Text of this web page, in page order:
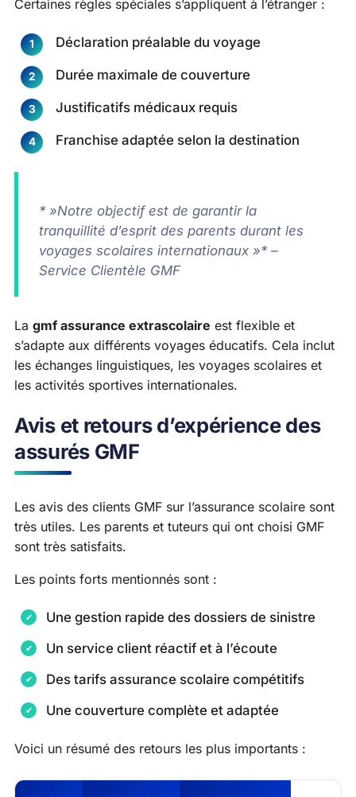
Certaines règles spéciales s’appliquent à l’étranger :
Déclaration préalable du voyage
Durée maximale de couverture
Justificatifs médicaux requis
Franchise adaptée selon la destination
* »Notre objectif est de garantir la
tranquillité d’esprit des parents durant les
voyages scolaires internationaux »* –
Service Clientèle GMF
La gmf assurance extrascolaire est flexible et
s’adapte aux différents voyages éducatifs. Cela inclut
les échanges linguistiques, les voyages scolaires et
les activités sportives internationales.
Avis et retours d’expérience des
assurés GMF
Les avis des clients GMF sur l’assurance scolaire sont
très utiles. Les parents et tuteurs qui ont choisi GMF
sont très satisfaits.
Les points forts mentionnés sont :
Une gestion rapide des dossiers de sinistre
Un service client réactif et à l’écoute
Des tarifs assurance scolaire compétitifs
Une couverture complète et adaptée
Voici un résumé des retours les plus importants :